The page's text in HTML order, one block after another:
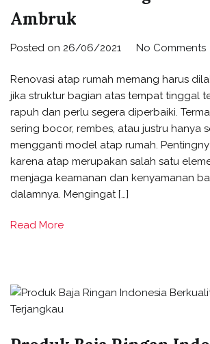
Ambruk
Posted on 26/06/2021 No Comments
Renovasi atap rumah memang harus
jika struktur bagian atas tempat tinggal
rapuh dan perlu segera diperbaiki.
sering bocor, rembes, atau justru hanya
mengganti model atap rumah.
karena atap merupakan salah satu
menjaga keamanan dan kenyamanan
dalamnya. Mengingat […]
Read More